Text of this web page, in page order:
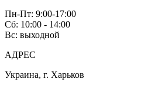
Пн-Пт: 9:00-17:00
Сб: 10:00 - 14:00
Вс: выходной
АДРЕС
Украина, г. Харьков